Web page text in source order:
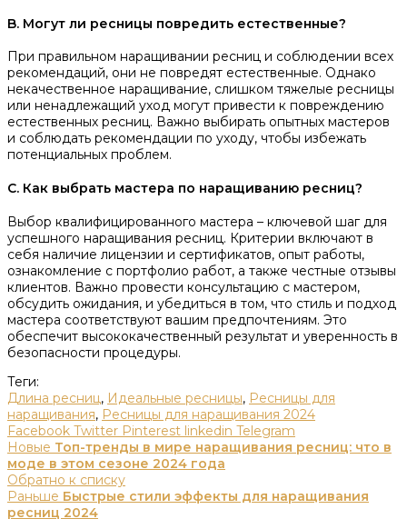
B. Могут ли ресницы повредить естественные?
При правильном наращивании ресниц и соблюдении всех
рекомендаций, они не повредят естественные. Однако
некачественное наращивание, слишком тяжелые ресницы
или ненадлежащий уход могут привести к повреждению
естественных ресниц. Важно выбирать опытных мастеров
и соблюдать рекомендации по уходу, чтобы избежать
потенциальных проблем.
C. Как выбрать мастера по наращиванию ресниц?
Выбор квалифицированного мастера – ключевой шаг для
успешного наращивания ресниц. Критерии включают в
себя наличие лицензии и сертификатов, опыт работы,
ознакомление с портфолио работ, а также честные отзывы
клиентов. Важно провести консультацию с мастером,
обсудить ожидания, и убедиться в том, что стиль и подход
мастера соответствуют вашим предпочтениям. Это
обеспечит высококачественный результат и уверенность в
безопасности процедуры.
Теги:
Длина ресниц, Идеальные ресницы, Ресницы для
наращивания, Ресницы для наращивания 2024
Facebook Twitter Pinterest linkedin Telegram
Новые Топ-тренды в мире наращивания ресниц: что в
моде в этом сезоне 2024 года
Обратно к списку
Раньше Быстрые стили эффекты для наращивания
ресниц 2024